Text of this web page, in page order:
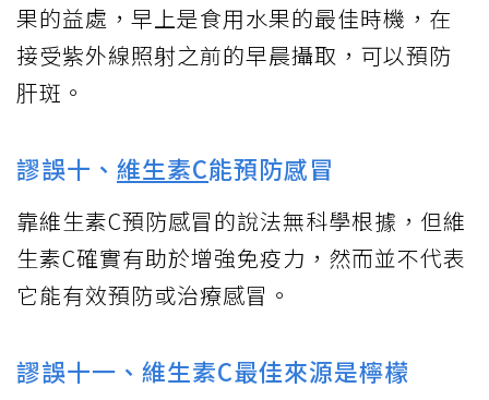
果的益處，早上是食用水果的最佳時機，在
接受紫外線照射之前的早晨攝取，可以預防
肝斑。
謬誤十、 維生素C能預防感冒
靠維生素C預防感冒的說法無科學根據，但維
生素C確實有助於增強免疫力，然而並不代表
它能有效預防或治療感冒。
謬誤十一、維生素C最佳來源是檸檬